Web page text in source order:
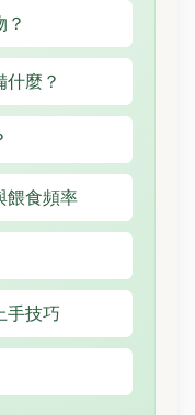
麼？
餵食頻率
手技巧